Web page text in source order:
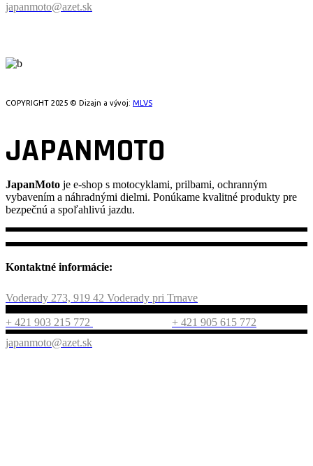
japanmoto@azet.sk
COPYRIGHT 2025 © Dizajn a vývoj: MLVS
JAPANMOTO
JapanMoto je e-shop s motocyklami, prilbami, ochranným
vybavením a náhradnými dielmi. Ponúkame kvalitné produkty pre
bezpečnú a spoľahlivú jazdu.
Kontaktné informácie:
Voderady 273, 919 42 Voderady pri Trnave
+ 421 903 215 772
+ 421 905 615 772
japanmoto@azet.sk